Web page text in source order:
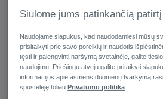
Pamiršote
Siūlome jums patinkančią
Naudojame slapukus, kad naudodamiesi mūsų
prisitaikyti prie savo poreikių ir naudotis
tęsti ir palengvinti naršymą svetainėje, galite
naudojimu. Priešingu atveju galite pritaikyti
informacijos apie asmens duomenų tvarkymą
spustelėję toliau:Privatumo politika